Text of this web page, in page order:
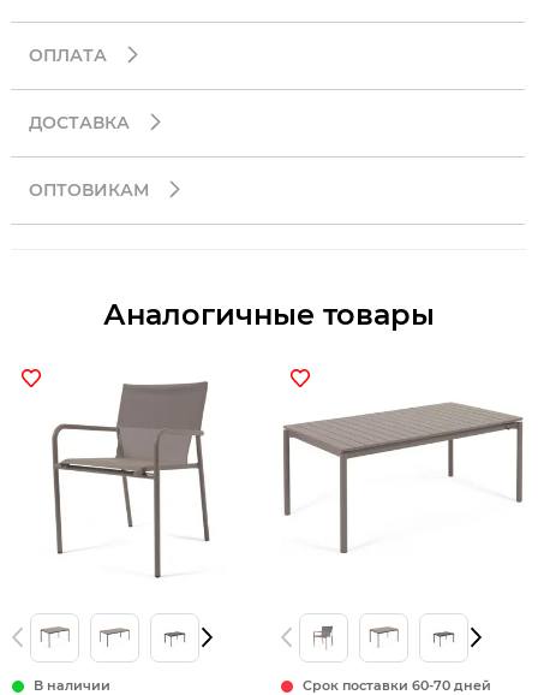
ОПЛАТА
ДОСТАВКА
ОПТОВИКАМ
Аналогичные товары
В наличии Срок поставки 60-70 дней